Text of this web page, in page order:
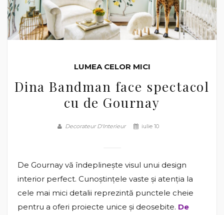
LUMEA CELOR MICI
Dina Bandman face spectacol
cu de Gournay
Decorateur D'Interieur iulie 10
De Gournay vă îndeplinește visul unui design
interior perfect. Cunoștințele vaste și atenția la
cele mai mici detalii reprezintă punctele cheie
pentru a oferi proiecte unice și deosebite. De